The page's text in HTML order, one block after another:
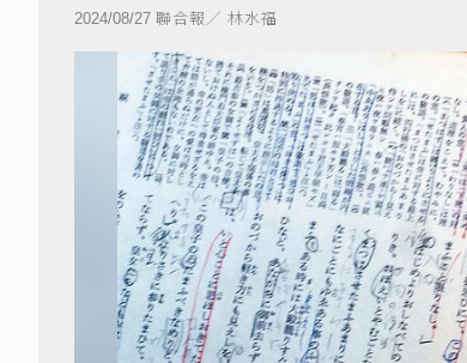
2024/08/27 聯合報／ 林水福